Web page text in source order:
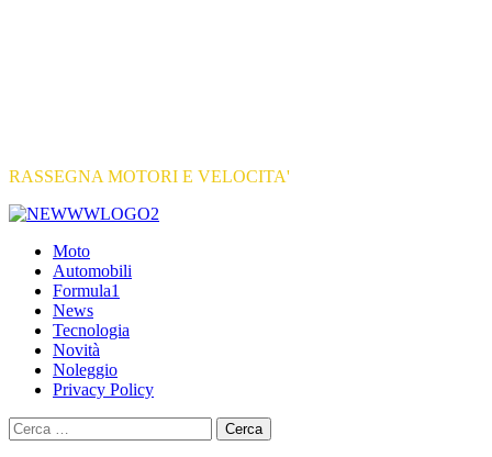
RASSEGNA MOTORI E VELOCITA'
Primary
Moto
Automobili
Formula1
News
Tecnologia
Novità
Noleggio
Privacy Policy
Ricerca
per: